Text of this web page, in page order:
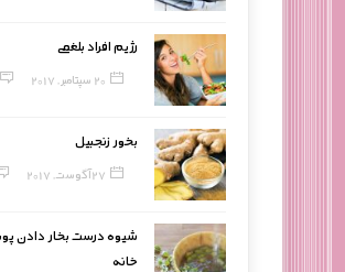
رژیم افراد بلغمی
20 سپتامبر, 2017
بخور زنجبیل
27 آگوست, 2017
شیوه درست بخار دادن
خانه